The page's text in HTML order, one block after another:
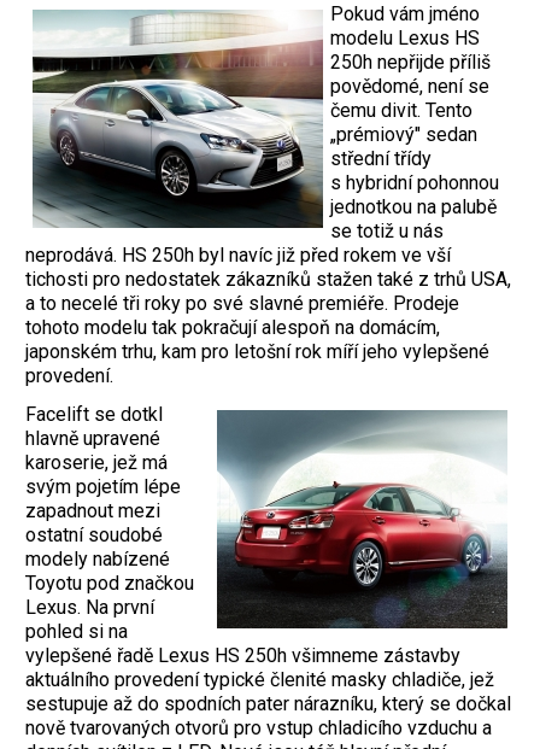
Pokud vám jméno
modelu Lexus HS
250h nepřijde příliš
povědomé, není se
čemu divit. Tento
„prémiový" sedan
střední třídy
s hybridní pohonnou
jednotkou na palubě
se totiž u nás
neprodává. HS 250h byl navíc již před rokem ve vší
tichosti pro nedostatek zákazníků stažen také z trhů USA,
a to necelé tři roky po své slavné premiéře. Prodeje
tohoto modelu tak pokračují alespoň na domácím,
japonském trhu, kam pro letošní rok míří jeho vylepšené
provedení.
Facelift se dotkl
hlavně upravené
karoserie, jež má
svým pojetím lépe
zapadnout mezi
ostatní soudobé
modely nabízené
Toyotu pod značkou
Lexus. Na první
pohled si na
vylepšené řadě Lexus HS 250h všimneme zástavby
aktuálního provedení typické členité masky chladiče, jež
sestupuje až do spodních pater nárazníku, který se dočkal
nově tvarovaných otvorů pro vstup chladicího vzduchu a